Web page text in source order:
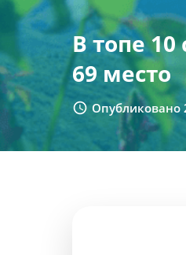
В топе
69 место
Опубликовано